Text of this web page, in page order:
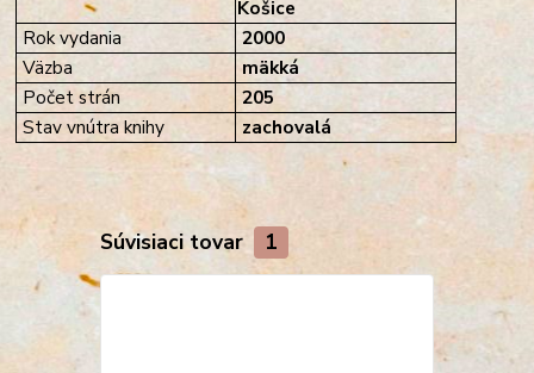
Košice
Rok vydania
2000
Väzba
mäkká
Počet strán
205
Stav vnútra knihy
zachovalá
Súvisiaci tovar 1